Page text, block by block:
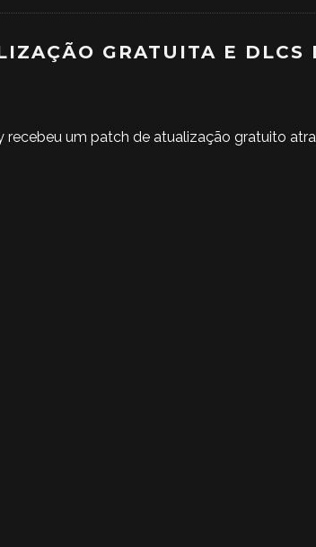
GRATUITA E DLCS
recebeu um patch de atualização gratuito